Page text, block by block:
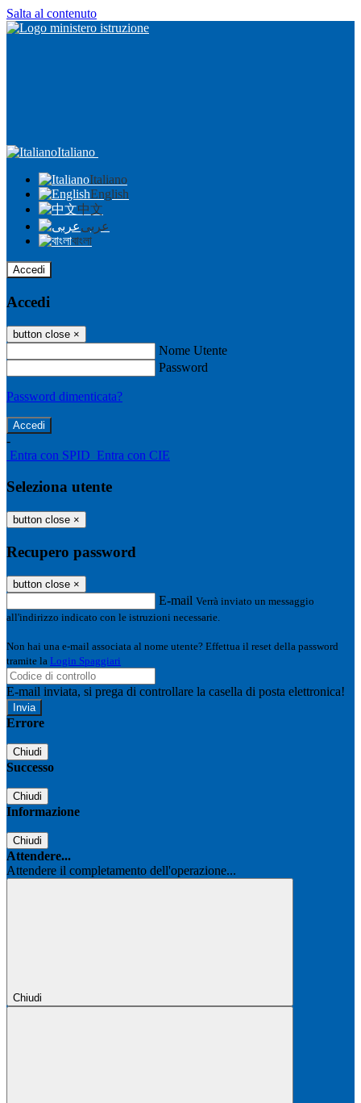
Salta al contenuto
Italiano
Italiano
English
中文
عربى
বাংলা
Accedi
Accedi
button close ×
Nome Utente
Password
Password dimenticata?
-
Entra con SPID Entra con CIE
Seleziona utente
button close ×
Recupero password
button close ×
E-mail Verrà inviato un messaggio
all'indirizzo indicato con le istruzioni necessarie.
Non hai una e-mail associata al nome utente? Effettua il reset della password
tramite la Login Spaggiari
E-mail inviata, si prega di controllare la casella di posta elettronica!
Errore
Chiudi
Successo
Chiudi
Informazione
Chiudi
Attendere...
Attendere il completamento dell'operazione...
Chiudi